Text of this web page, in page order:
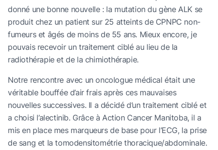
donné une bonne nouvelle : la mutation du gène ALK se
produit chez un patient sur 25 atteints de CPNPC non-
fumeurs et âgés de moins de 55 ans. Mieux encore, je
pouvais recevoir un traitement ciblé au lieu de la
radiothérapie et de la chimiothérapie.
Notre rencontre avec un oncologue médical était une
véritable bouffée d’air frais après ces mauvaises
nouvelles successives. Il a décidé d’un traitement ciblé et
a choisi l’alectinib. Grâce à Action Cancer Manitoba, il a
mis en place mes marqueurs de base pour l’ECG, la prise
de sang et la tomodensitométrie thoracique/abdominale.